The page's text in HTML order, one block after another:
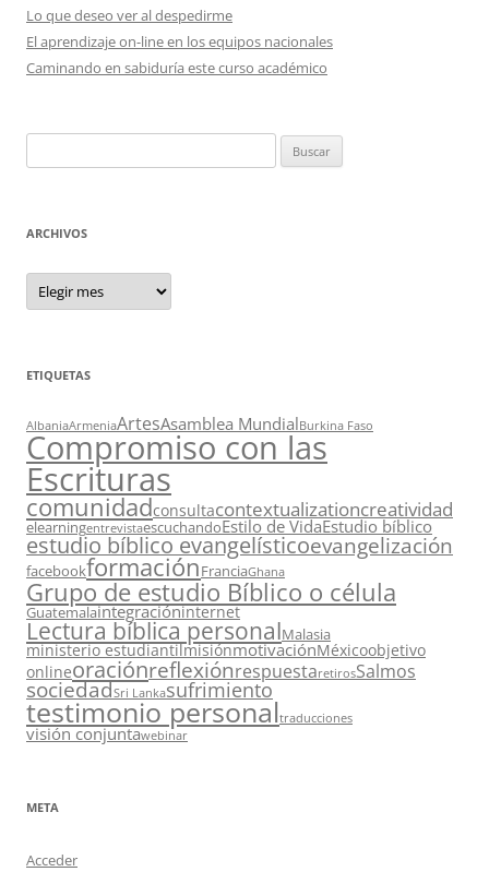
Lo que deseo ver al despedirme
El aprendizaje on-line en los equipos nacionales
Caminando en sabiduría este curso académico
ARCHIVOS
Archivos
ETIQUETAS
AlbaniaArmeniaArtesAsamblea MundialBurkina Faso
Compromiso con las
Escrituras
comunidadconsultacontextualizationcreatividad
elearningentrevistaescuchandoEstilo de VidaEstudio bíblico
estudio bíblico evangelísticoevangelización
facebookformaciónFranciaGhana
Grupo de estudio Bíblico o célula
Guatemalaintegracióninternet
Lectura bíblica personalMalasia
ministerio estudiantilmisiónmotivaciónMéxicoobjetivo
onlineoraciónreflexiónrespuestaretirosSalmos
sociedadSri Lankasufrimiento
testimonio personaltraducciones
visión conjuntawebinar
META
Acceder